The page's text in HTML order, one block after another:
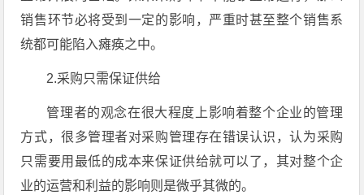
销售环节必将受到一定的影响，严重时甚至整个销售系
统都可能陷入瘫痪之中。
2.采购只需保证供给
管理者的观念在很大程度上影响着整个企业的管理
方式，很多管理者对采购管理存在错误认识，认为采购
只需要用最低的成本来保证供给就可以了，其对整个企
业的运营和利益的影响则是微乎其微的。